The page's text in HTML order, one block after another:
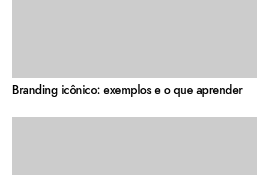
Branding icônico: exemplos e o que aprender